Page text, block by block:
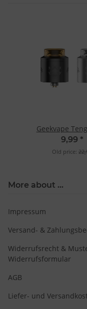
Geekvape
9,99 *
Old price:
More about ...
Impressum
Versand- &
Widerrufsrecht &
Widerrufsformular
AGB
Liefer- und